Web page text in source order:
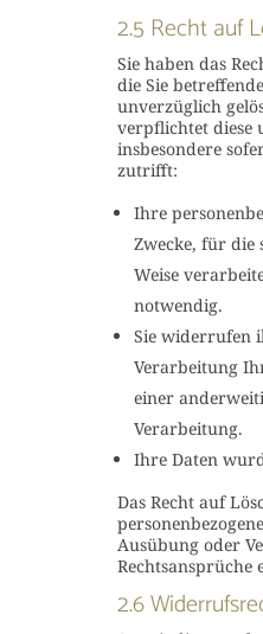
2.5 Recht auf
Sie haben das
die Sie
unverzüglich
verpflichtet diese
insbesondere
zutrifft:
Ihre
Zwecke, für die
Weise
notwendig.
Sie widerrufen
Verarbeitung
einer
Verarbeitung.
Ihre Daten
Das Recht auf
Ausübung oder
2.6